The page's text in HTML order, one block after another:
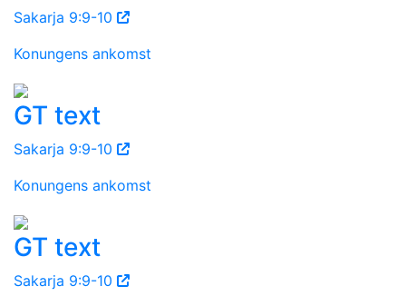
Sakarja 9:9-10
Konungens ankomst
GT text
Sakarja 9:9-10
Konungens ankomst
GT text
Sakarja 9:9-10